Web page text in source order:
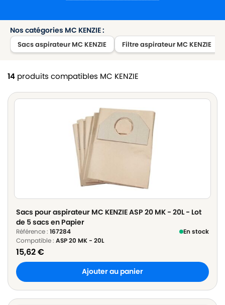
Nos catégories MC KENZIE :
Sacs aspirateur MC KENZIE Filtre aspirateur MC KENZIE
14 produits compatibles MC KENZIE
Sacs pour aspirateur MC KENZIE ASP 20 MK - 20L - Lot
de 5 sacs en Papier
Référence : 167284
En stock
Compatible : ASP 20 MK - 20L
15,62€
Ajouter au panier